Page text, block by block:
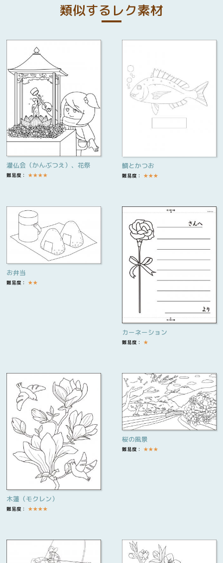
類似するレク素材
灌仏会（かんぶつえ）、花祭
難易度： ★★★★
鯛とかつお
難易度： ★★★
お弁当
難易度： ★★
カーネーション
難易度： ★
木蓮（モクレン）
難易度： ★★★★
桜の風景
難易度： ★★★